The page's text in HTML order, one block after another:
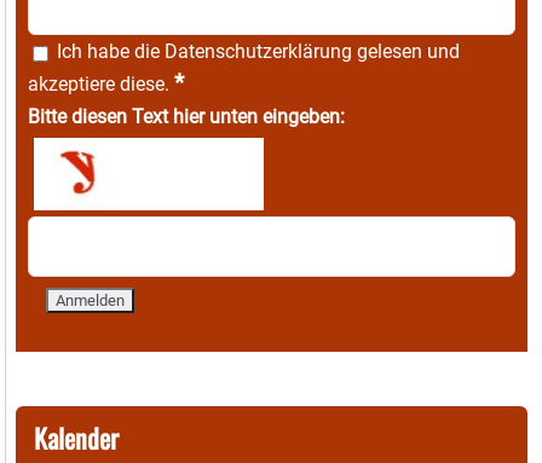
Ich habe die Datenschutzerklärung gelesen und
akzeptiere diese. *
Bitte diesen Text hier unten eingeben:
Kalender